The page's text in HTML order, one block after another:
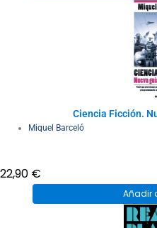
Ciencia Ficción.
Miquel Barceló
22,90 €
Añadir